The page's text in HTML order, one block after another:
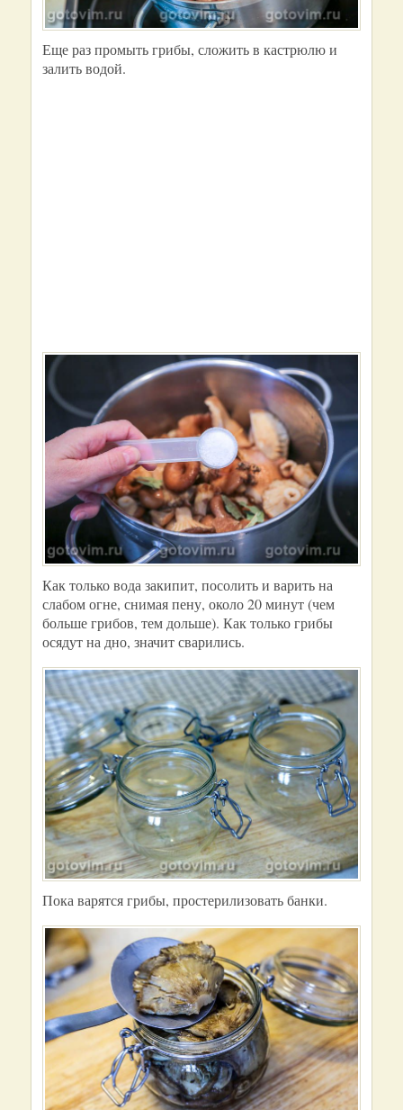
Еще раз промыть грибы, сложить в кастрюлю и
залить водой.
Как только вода закипит, посолить и варить на
слабом огне, снимая пену, около 20 минут (чем
больше грибов, тем дольше). Как только грибы
осядут на дно, значит сварились.
Пока варятся грибы, простерилизовать банки.